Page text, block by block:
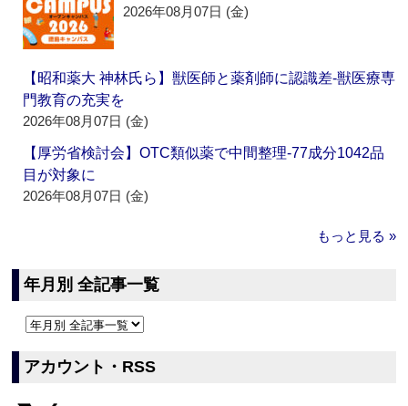
2026年08月07日 (金)
【昭和薬大 神林氏ら】獣医師と薬剤師に認識差‐獣医療専
門教育の充実を
2026年08月07日 (金)
【厚労省検討会】OTC類似薬で中間整理‐77成分1042品
目が対象に
2026年08月07日 (金)
もっと見る »
年月別 全記事一覧
アカウント・RSS